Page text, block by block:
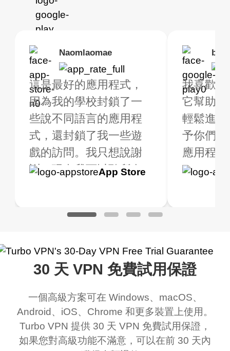
Naomlaomae
這是最好的應用程式，
因為我的學校封鎖了一
些說不同語言的應用程
式，還封鎖了我一些遊
戲的訪問。我只想說謝
謝，現在我可以聽所有
道 VPN 是什麼，但我認
在我使用它，我對這個
應用程式的好處感到驚
道這是為了支持這個驚
人的 VPN，老實說，你
應該放更多廣告來給我
App Store
我喜歡
它幫助
輕鬆進
予你們
應用程
Kirtisha Samant
最好的免費 VPN。我不
是常規 VPN 用戶，但當
我旅行時，我確實需要
一個不僅免費（因為我
只在有限的時間內使用
它），而且在連線時不
它可以隨處連線，而且
網路可供切換。毫無疑
問，是我最喜歡的。最
用免費服務以來，我到
目前為止還沒看到任何
廣告。滿分 10/10。
Google
我已經
大約2週
是一個
用程式
用，我
到高級
Brias
VPN 真的很棒！
多免費的地點可供
。我購買了高級版
得額外的福利，非
得。我測試了應用
以確保它能正常運
地的 IP 地址，並進
搜索，確實顯示我
Google
Foutrrrrrr
強烈推薦，因為我
線快速穩定。
App
30 天 VPN 免費試用保證
一個高級方案可在 Windows、macOS、
Android、iOS、Chrome 和更多裝置上使用。
Turbo VPN 提供 30 天 VPN 免費試用保證，
如果您對高級功能不滿意，可以在前 30 天內